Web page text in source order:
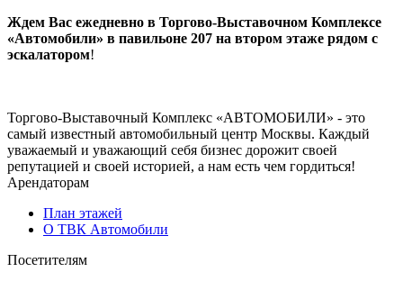
Ждем Вас ежедневно в Торгово-Выставочном Комплексе
«Автомобили» в павильоне 207 на втором этаже рядом с
эскалатором!
Торгово-Выставочный Комплекс «АВТОМОБИЛИ» - это
самый известный автомобильный центр Москвы. Каждый
уважаемый и уважающий себя бизнес дорожит своей
репутацией и своей историей, а нам есть чем гордиться!
Арендаторам
План этажей
О ТВК Автомобили
Посетителям